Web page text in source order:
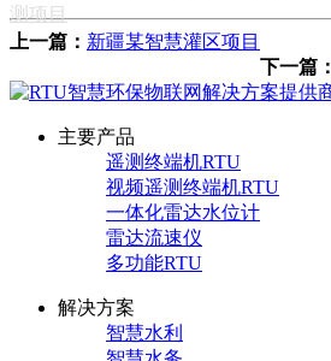
测项目
上一篇： 新疆某智慧灌区项目
下一篇：
主要产品
遥测终端机RTU
视频遥测终端机RTU
一体化雷达水位计
雷达流速仪
多功能RTU
解决方案
智慧水利